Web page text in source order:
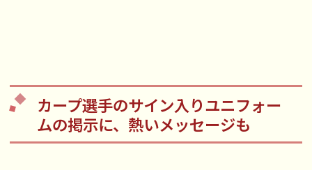
カープ選手のサイン入りユニフォー
ムの掲示に、熱いメッセージも